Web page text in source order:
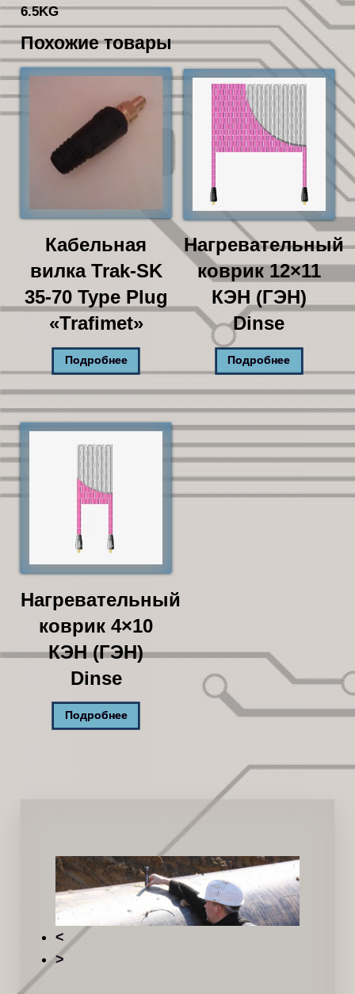
6.5KG
Похожие товары
Кабельная
вилка Trak-SK
35-70 Type Plug
«Trafimet»
Подробнее
Нагревательный
коврик 12×11
КЭН (ГЭН)
Dinse
Подробнее
Нагревательный
коврик 4×10
КЭН (ГЭН)
Dinse
Подробнее
<
>